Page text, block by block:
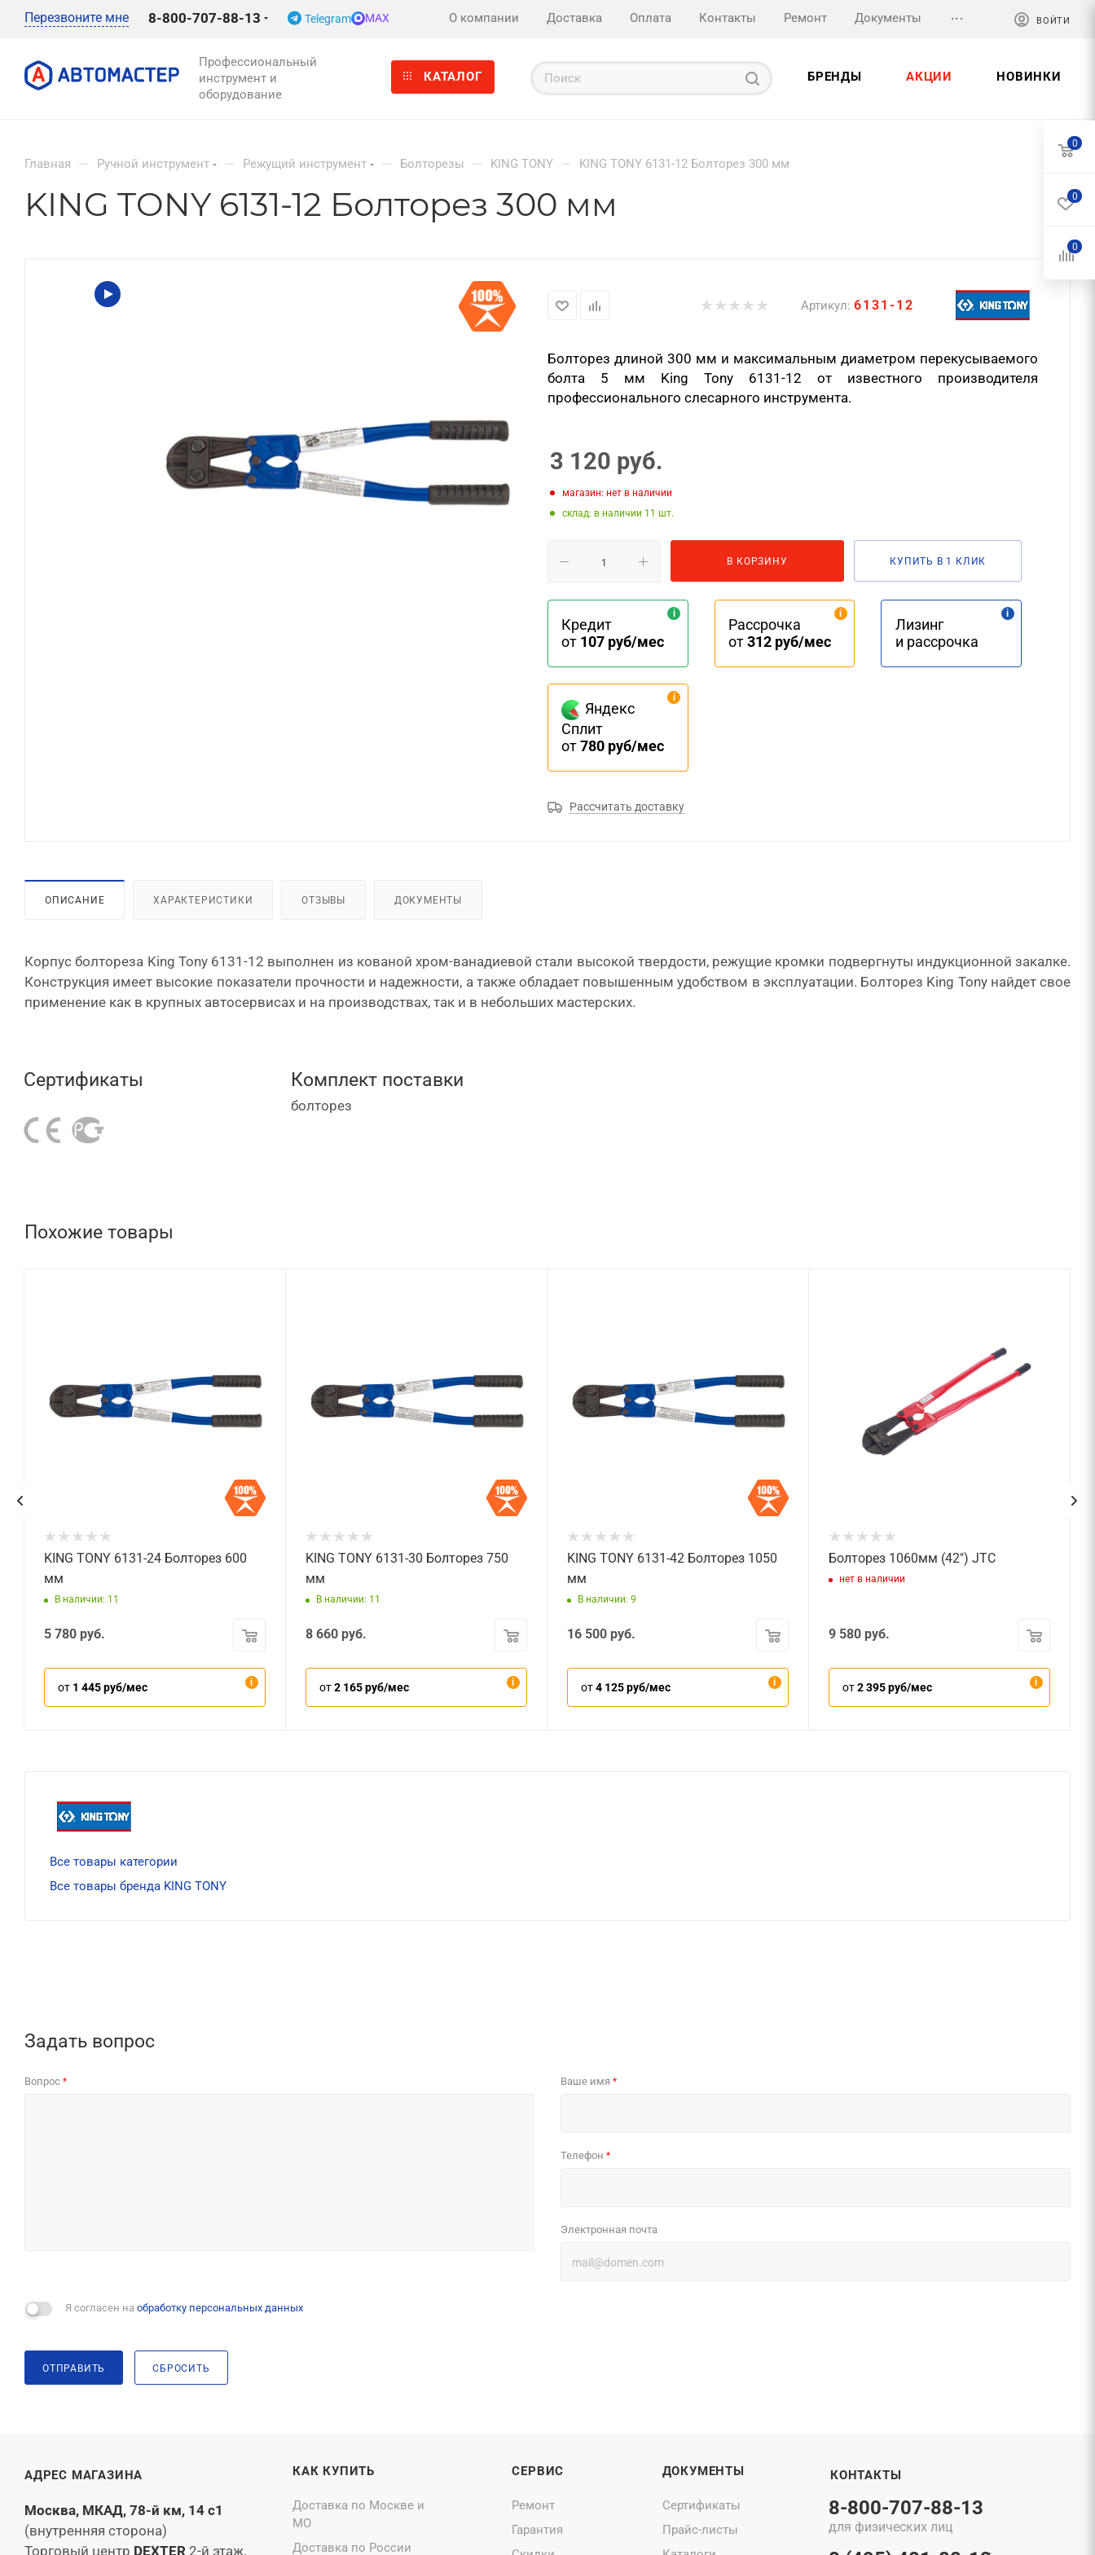
Перезвоните мне 8-800-707-88-13 Telegram MAX О компании Доставка Оплата Контакты Ремонт Документы ... ВОЙТИ
Профессиональный
инструмент и
оборудование
КАТАЛОГ БРЕНДЫ АКЦИИ НОВИНКИ
Главная — Ручной инструмент — Режущий инструмент — Болторезы — KING TONY — KING TONY 6131-12 Болторез 300 мм
KING TONY 6131-12 Болторез 300 мм
Артикул: 6131-12
Болторез длиной 300 мм и максимальным диаметром перекусываемого
болта 5 мм King Tony 6131-12 от известного производителя
профессионального слесарного инструмента.
3 120 руб.
Магазин: нет в наличии
Склад: в наличии 11
В КОРЗИНУ КУПИТЬ В 1 КЛИК
Кредит
от 107 руб/мес
Рассрочка
от312 руб/мес
Лизинг
и рассрочка
Яндекс
Сплит
от780 руб/мес
Рассчитать доставку
ОПИСАНИЕ ХАРАКТЕРИСТИКИ ОТЗЫВЫ ДОКУМЕНТЫ
Корпус болтореза King Tony 6131-12 выполнен из кованой хром-ванадиевой стали высокой твердости, режущие кромки подвергнуты индукционной закалке.
Конструкция имеет высокие показатели прочности и надежности, а также обладает повышенным удобством в эксплуатации. Болторез King Tony найдет свое
применение как в крупных автосервисах и на производствах, так и в небольших мастерских.
Сертификаты Комплект поставки
болторез
Похожие товары
KING TONY 6131-24 Болторез 600
мм
В наличии: 11
5 780 руб.
от 1 445 руб/мес
KING TONY 6131-30 Болторез 750
мм
В наличии: 11
8 660 руб.
от2 165 руб/мес
KING TONY 6131-42 Болторез 1050
мм
В наличии: 9
16 500 руб.
от4 125 руб/мес
Болторез 1060мм (42") JTC
нет в наличии
9 580 руб.
от2 395 руб/мес
Все товары категории
Все товары бренда KING TONY
Задать вопрос
Вопрос * Ваше имя *
Телефон *
Электронная почта
Я согласен на обработку персональных данных
ОТПРАВИТЬ СБРОСИТЬ
АДРЕС МАГАЗИНА
Москва, МКАД, 78-й км, 14 с1
(внутренняя сторона)
Торговый центр DEXTER 2-й этаж,
КАК КУПИТЬ
Доставка по Москве и
МО
Доставка по России
СЕРВИС
Ремонт
Гарантия
ДОКУМЕНТЫ
Сертификаты
Прайс-листы
КОНТАКТЫ
8-800-707-88-13
для физических лиц
0
0
0